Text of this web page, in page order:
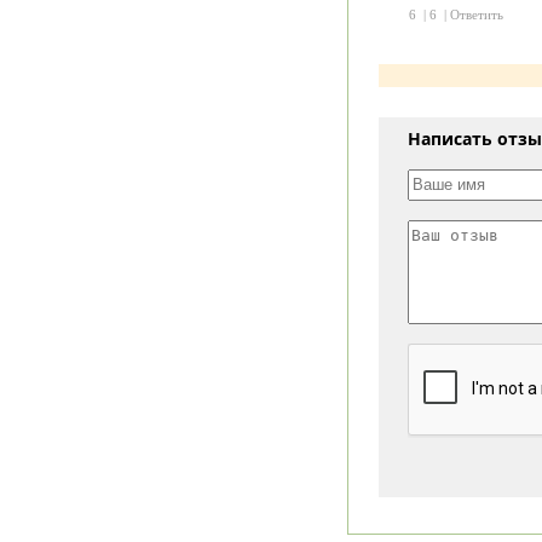
6 | 6 | Ответить
Написать